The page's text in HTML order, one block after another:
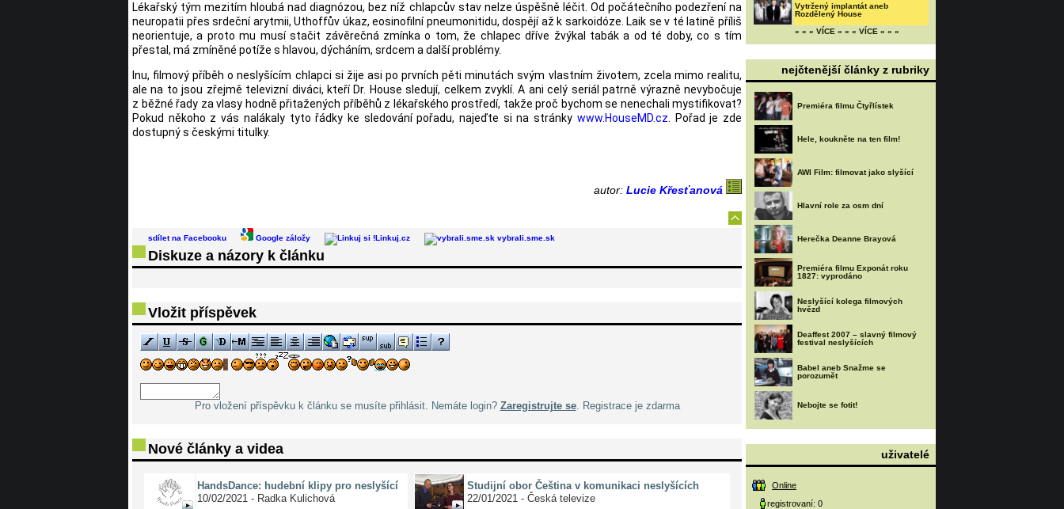
Lékařský tým mezitím hloubá nad diagnózou, bez níž chlapcův stav nelze úspěšně léčit. Od počátečního podezření na
neuropatii přes srdeční arytmii, Uthoffův úkaz, eosinofilní pneumonitidu, dospějí až k sarkoidóze. Laik se v té latině příliš
neorientuje, a proto mu musí stačit závěrečná zmínka o tom, že chlapec dříve žvýkal tabák a od té doby, co s tím
přestal, má zmíněné potíže s hlavou, dýcháním, srdcem a další problémy.
Inu, filmový příběh o neslyšícím chlapci si žije asi po prvních pěti minutách svým vlastním životem, zcela mimo realitu,
ale na to jsou zřejmě televizní diváci, kteří Dr. House sledují, celkem zvyklí. A ani celý seriál patrně výrazně nevybočuje
z běžné řady za vlasy hodně přitažených příběhů z lékařského prostředí, takže proč bychom se nenechali mystifikovat?
Pokud někoho z vás nalákaly tyto řádky ke sledování pořadu, najeďte si na stránky www.HouseMD.cz . Pořad je zde
dostupný s českými titulky.
autor: Lucie Křesťanová
sdílet na Facebooku Google záložy Linkuj.cz vybrali.sme.sk
Diskuze a názory k článku
Vložit příspěvek
Pro vložení příspěvku k článku se musíte přihlásit. Nemáte login? Zaregistrujte se. Registrace je zdarma
Nové články a videa
HandsDance: hudební klipy pro neslyšící
10/02/2021 - Radka Kulichová
Studijní obor Čeština v komunikaci neslyšících
22/01/2021 - Česká televize
Vytržený implantát aneb
Rozdělený House
« « « VÍCE « « « VÍCE « « «
nejčtenější články z rubriky
Premiéra filmu Čtyřlístek
Hele, koukněte na ten film!
AWI Film: filmovat jako slyšící
Hlavní role za osm dní
Herečka Deanne Brayová
Premiéra filmu Exponát roku
1827: vyprodáno
Neslyšící kolega filmových
hvězd
Deaffest 2007 – slavný filmový
festival neslyšících
Babel aneb Snažme se
porozumět
Nebojte se fotit!
uživatelé
Online
registrovaní: 0